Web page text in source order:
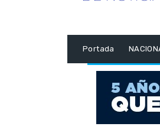
Portada